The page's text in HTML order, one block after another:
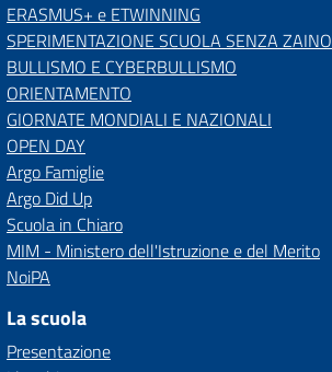
ERASMUS+ e ETWINNING
SPERIMENTAZIONE SCUOLA SENZA ZAINO
BULLISMO E CYBERBULLISMO
ORIENTAMENTO
GIORNATE MONDIALI E NAZIONALI
OPEN DAY
Argo Famiglie
Argo Did Up
Scuola in Chiaro
MIM - Ministero dell'Istruzione e del Merito
NoiPA
La scuola
Presentazione